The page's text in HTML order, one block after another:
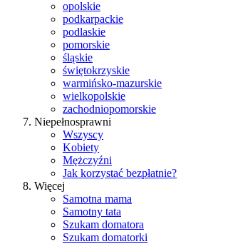
opolskie
podkarpackie
podlaskie
pomorskie
śląskie
świętokrzyskie
warmińsko-mazurskie
wielkopolskie
zachodniopomorskie
Niepełnosprawni
Wszyscy
Kobiety
Mężczyźni
Jak korzystać bezpłatnie?
Więcej
Samotna mama
Samotny tata
Szukam domatora
Szukam domatorki